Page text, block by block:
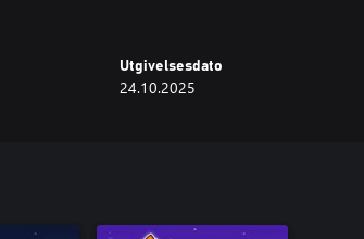
Utgivelsesdato
24.10.2025